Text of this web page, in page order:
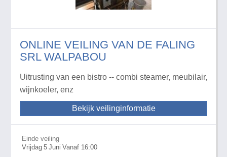
ONLINE VEILING VAN DE FALING
SRL WALPABOU
Uitrusting van een bistro -- combi steamer, meubilair,
wijnkoeler, enz
Bekijk veilinginformatie
Einde veiling
Vrijdag 5 Juni Vanaf 16:00